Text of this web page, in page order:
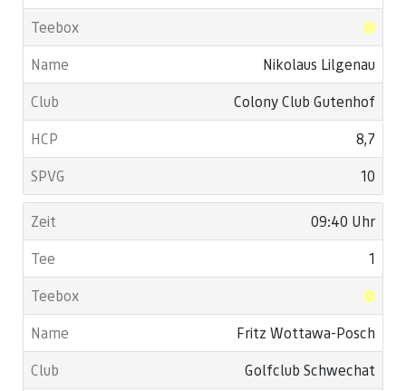
Nikolaus Lilgenau
Colony Club Gutenhof
8,7
10
09:40 Uhr
1
Fritz Wottawa-Posch
Golfclub Schwechat